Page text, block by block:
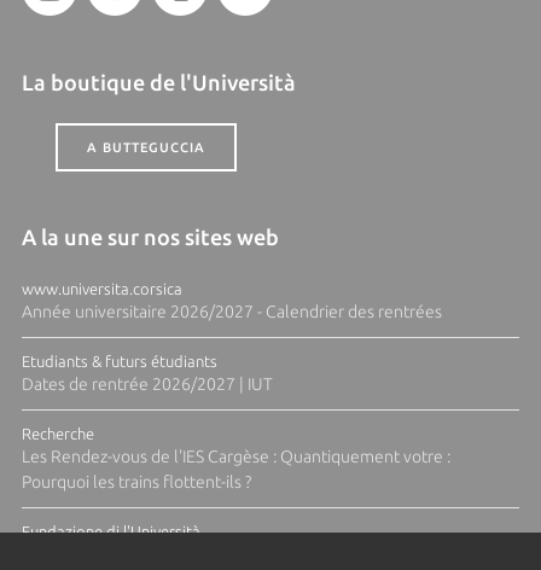
La boutique de l'Università
A BUTTEGUCCIA
A la une sur nos sites web
www.universita.corsica
Année universitaire 2026/2027 - Calendrier des rentrées
Etudiants & futurs étudiants
Dates de rentrée 2026/2027 | IUT
Recherche
Les Rendez-vous de l'IES Cargèse : Quantiquement votre :
Pourquoi les trains flottent-ils ?
Fundazione di l'Università